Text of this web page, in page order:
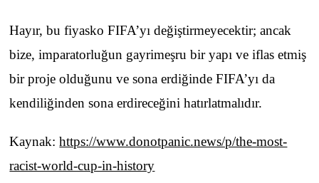
Hayır, bu fiyasko FIFA’yı değiştirmeyecektir; ancak
bize, imparatorluğun gayrimeşru bir yapı ve iflas etmiş
bir proje olduğunu ve sona erdiğinde FIFA’yı da
kendiliğinden sona erdireceğini hatırlatmalıdır.
Kaynak:https://www.donotpanic.news/p/the-most-
racist-world-cup-in-history